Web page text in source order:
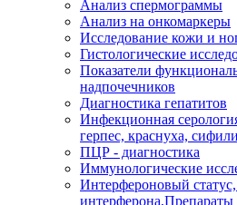
Анализ спермограммы
Анализ на онкомаркеры
Исследование кожи и
Гистологические
Показатели
надпочечников
Диагностика гепатитов
Инфекционная
герпес, краснуха,
ПЦР - диагностика
Иммунологические
Интерфероновый
интерферона,Препараты